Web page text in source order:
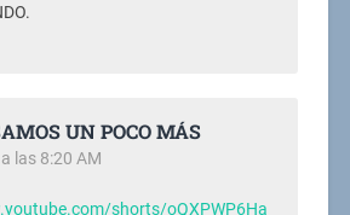
UN POCO MÁS
las 8:20 AM
shorts/oQXPWP6Ha